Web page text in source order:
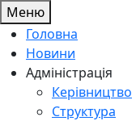
Меню
Головна
Новини
Адміністрація
Керівництво
Структура